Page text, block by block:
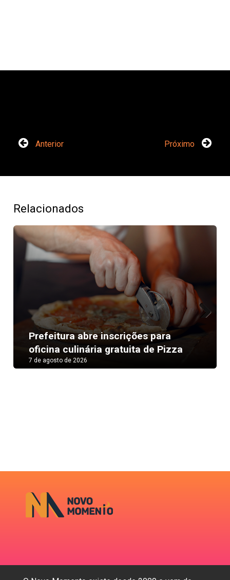
Anterior Próximo
Relacionados
Prefeitura abre inscrições para
oficina culinária gratuita de Pizza
7 de agosto de 2026